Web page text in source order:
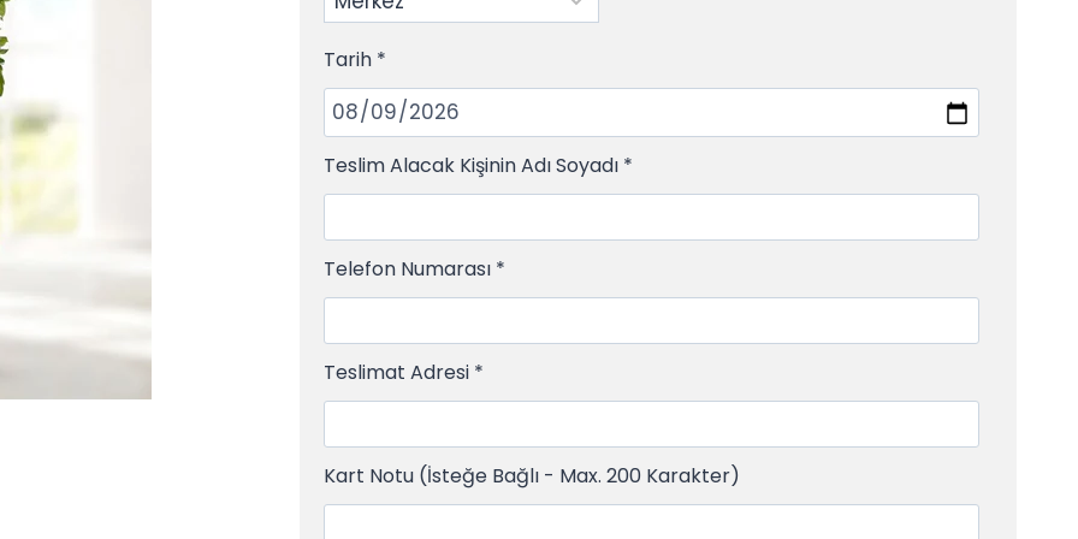
Tarih *
Teslim Alacak Kişinin Adı Soyadı *
Telefon Numarası *
Teslimat Adresi *
Kart Notu (İsteğe Bağlı - Max. 200 Karakter)